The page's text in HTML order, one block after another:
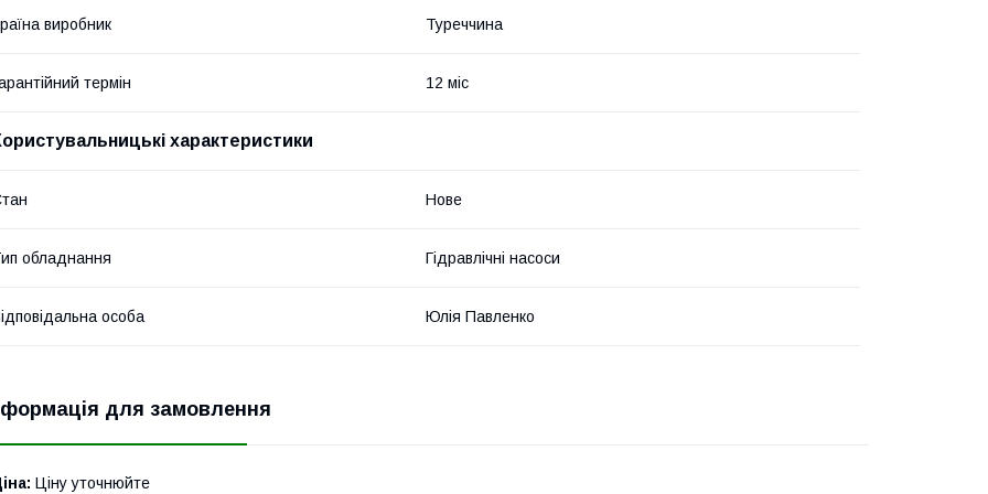
виробник Туреччина
термін 12 міс
характеристики
Нове
обладнання Гідравлічні насоси
особа Юлія Павленко
для замовлення
Ціну уточнюйте